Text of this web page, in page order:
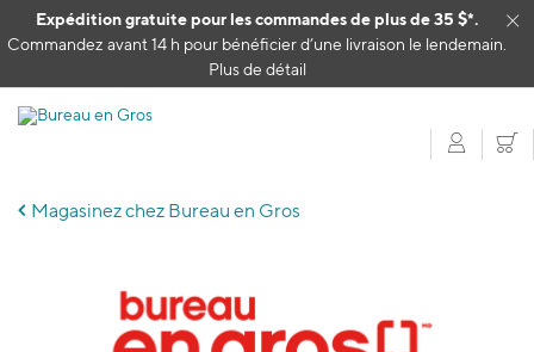
Expédition gratuite pour les commandes de plus de 35 $*.
Commandez avant 14 h pour bénéficier d’une livraison le lendemain.
Plus de détail
Mon
Magasinez chez Bureau en Gros